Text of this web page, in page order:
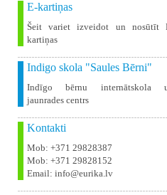
E-kartiņas
Šeit variet izveidot un nosūtīt
kartiņas
Indigo skola "Saules Bērni"
Indīgo bērnu internātskola
jaunrades centrs
Kontakti
Mob: +371 29828387
Mob: +371 29828152
Email: info@eurika.lv